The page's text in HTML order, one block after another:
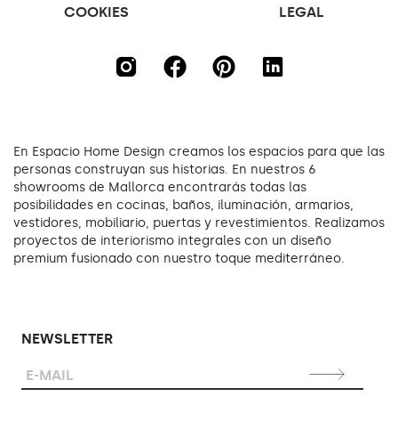
COOKIES LEGAL
En Espacio Home Design creamos los espacios para que las
personas construyan sus historias. En nuestros 6
showrooms de Mallorca encontrarás todas las
posibilidades en cocinas, baños, iluminación, armarios,
vestidores, mobiliario, puertas y revestimientos. Realizamos
proyectos de interiorismo integrales con un diseño
premium fusionado con nuestro toque mediterráneo.
NEWSLETTER